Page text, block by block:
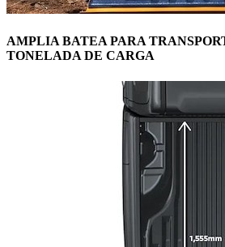
AMPLIA BATEA PARA
TONELADA DE CARGA